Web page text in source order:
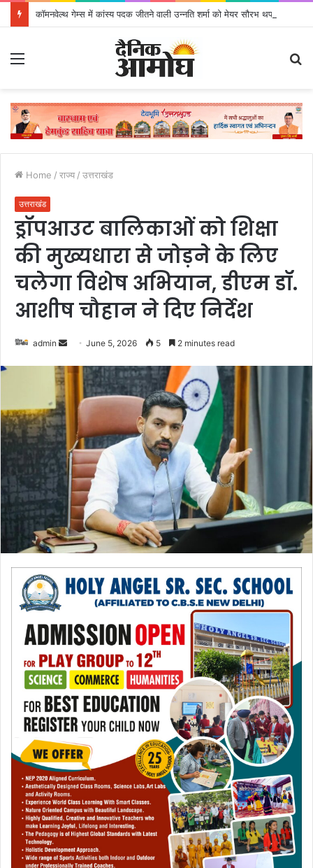
Home / राज्य / उत्तराखंड
उत्तराखंड
ड्रॉपआउट बालिकाओं को शिक्षा
की मुख्यधारा से जोड़ने के लिए
चलेगा विशेष अभियान, डीएम डॉ.
आशीष चौहान ने दिए निर्देश
admin
n
m
a
l
June 5, 2026 5 2 minutes read